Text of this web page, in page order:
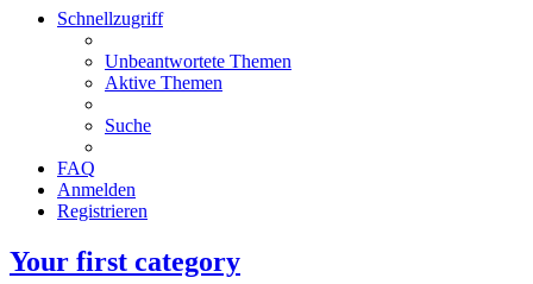
Schnellzugriff
Unbeantwortete Themen
Aktive Themen
Suche
FAQ
Anmelden
Registrieren
Your first category